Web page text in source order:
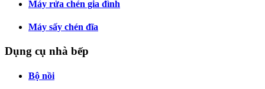
Máy rửa chén gia đình
Máy sấy chén đĩa
Dụng cụ nhà bếp
Bộ nồi